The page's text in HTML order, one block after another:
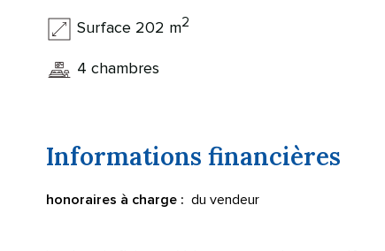
Surface 202 m2
4 chambres
Informations financières
honoraires à charge : du vendeur